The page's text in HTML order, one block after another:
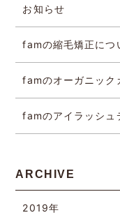
お知らせ
famの縮毛矯正につ
famのオーガニック
famのアイラッシュ
ARCHIVE
2019年